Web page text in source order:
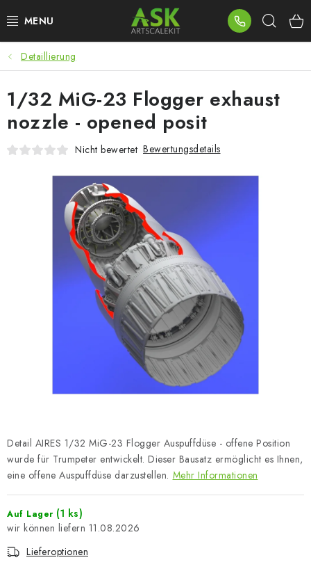
Inhalt
BLOG
SUMMER DAYS
WARHAMMER
NEUHEITEN
PLASTIKMODELLE
ZUBEHÖR
FARBEN & WERKZEUGE
VERKAUFTE MARKEN
Über uns Meine Bestellung
Kontakte
Versand und Bezahlung
Großhandel
Detaillierung
Detail AIRES 1/32 MiG-23 Flogger Auspuffdüse - offene Position
wurde für Trumpeter entwickelt. Dieser Bausatz ermöglicht es Ihnen,
eine offene Auspuffdüse darzustellen. Mehr Informationen
Auf Lager (1 ks)
11.08.2026
Lieferoptionen
1/32 MiG-23 Flogger exhaust
nozzle - opened posit
Nicht bewertet Bewertungsdetails